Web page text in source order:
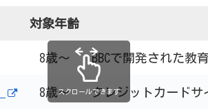
対象年齢
8歳～ BBCで開発された教
8歳～ クレジットカードサ
スクロールできます